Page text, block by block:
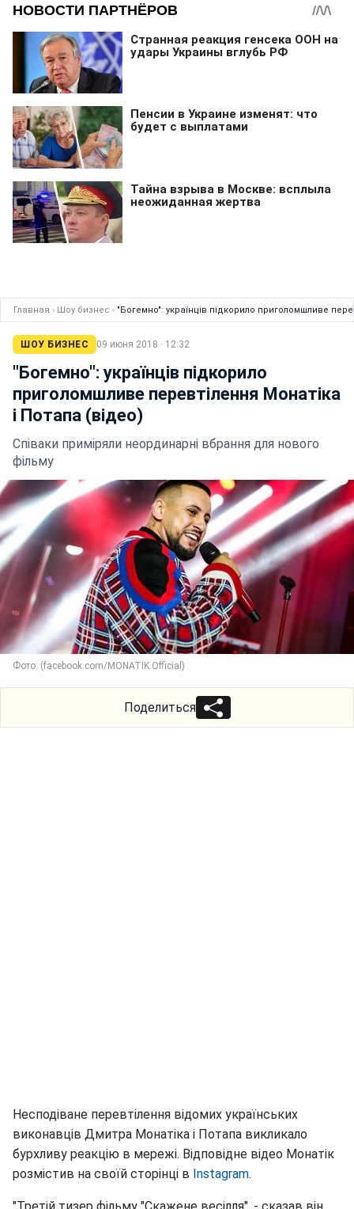
Главная › Шоу бизнес › "Богемно": українців підкорило приголомшливе
ШОУ БИЗНЕС 09 июня 2018 · 12:32
"Богемно": українців підкорило
приголомшливе перевтілення Монатіка
і Потапа (відео)
Співаки приміряли неординарні вбрання для нового
фільму
Фото: (facebook.com/MONATIK.Official)
Поделиться
Несподіване перевтілення відомих українських
виконавців Дмитра Монатіка і Потапа викликало
бурхливу реакцію в мережі. Відповідне відео Монатік
розмістив на своїй сторінці в Instagram.